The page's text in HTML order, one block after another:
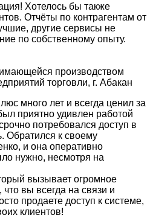
Хотелось бы также
Отчёты по контрагентам от
другие сервисы не
по собственному опыту.
производством
торговли, г. Абакан
много лет и всегда ценил за
приятно удивлен работой
потребовался доступ в
Обратился к своему
и она оперативно
нужно, несмотря на
вызывает огромное
вы всегда на связи и
продаете доступ к системе,
клиентов!